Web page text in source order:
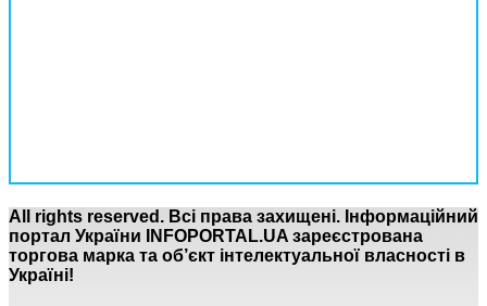
All rights reserved. Всі права захищені. Інформаційний
портал України INFOPORTAL.UA зареєстрована
торгова марка та об’єкт інтелектуальної власності в
Україні!